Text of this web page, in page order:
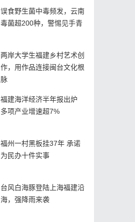
误食野生菌中毒频发，云南
毒菌超200种，警惕见手青
两岸大学生福建乡村艺术创
作，用作品连接闽台文化根
脉
福建海洋经济半年报出炉
多项产业增速超7%
福州一村黑板挂37年 承诺
为民办十件实事
台风白海豚登陆上海福建沿
海，强降雨来袭